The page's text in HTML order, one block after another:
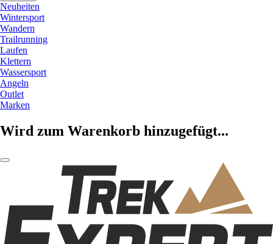
Neuheiten
Wintersport
Wandern
Trailrunning
Laufen
Klettern
Wassersport
Angeln
Outlet
Marken
Wird zum Warenkorb hinzugefügt...